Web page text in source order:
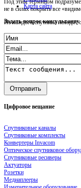
Под этим термином
не в силах покрыть все
Из каждого спутника исходят
Чем ближе к центру зоны, тем
Карта сайта
Задатьвопрос консультанту
Цифровое вещание
Спутниковые каналы
Спутниковые комплекты
Конвертеры Invacom
Оптическое спутниковое
Спутниковые ресиверы
Актуаторы
Розетки
Медиаплееры